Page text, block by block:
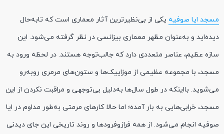
مسجد ایا صوفیه یکی از بی‌نظیرترین آثار معماری است که تابه‌حال
دیده‌اید و به‌عنوان مظهر معماری بیزانسی در نظر گرفته می‌شود. این
سازه عظیم، عناصر متعددی دارد که جالب‌توجه هستند. در لحظه ورود به
مسجد، با مجموعه عظیمی از موزاییک‌ها و ستون‌های مرمری روبه‌رو
می‌شوید. بااینکه در طول سال‌ها به‌دلیل بی‌توجهی و مراقبت نکردن از این
مسجد، خرابی‌هایی به بار آمده؛ اما حالا کارهای مرمتی به‌طور مداوم در ایا
صوفیه انجام می‌شود. از همه فرازوفرودها و روند تاریخی این جای دیدنی